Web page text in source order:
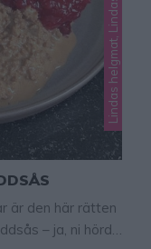
är den här rätten
– ja, ni hörde